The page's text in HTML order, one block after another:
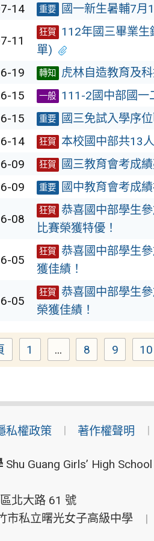
14 重要 國一新生暑輔7月
11
狂賀
112年國三畢業生
單)
19 轉知 虎林自造教育及
15 一般 111-2國中部國一
15 重要 國三免試入學序
14 狂賀 本校國中部共13
09 狂賀 國三教育會考成
09 重要 國中教育會考成
08
狂賀 恭喜國中部學生
比賽榮獲特優！
05
狂賀 恭喜國中部學生
獲佳績！
05
狂賀 恭喜國中部學生
榮獲佳績！
Page
1 ... Page
8 Page
9 10
私權政策 著作權聲明
Shu Guang Girls’ High School
北大路 61 號
市私立曙光女子高級中學 |